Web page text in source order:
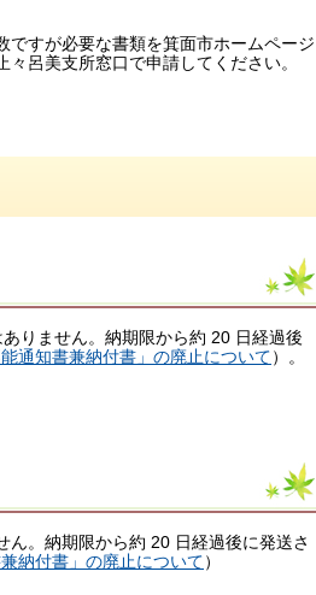
すが必要な書類を箕面市ホームページ
呂美支所窓口で申請してください。
りません。納期限から約 20 日経過後
能通知書兼納付書」の廃止について）。
。納期限から約 20 日経過後に発送さ
納付書」の廃止について）